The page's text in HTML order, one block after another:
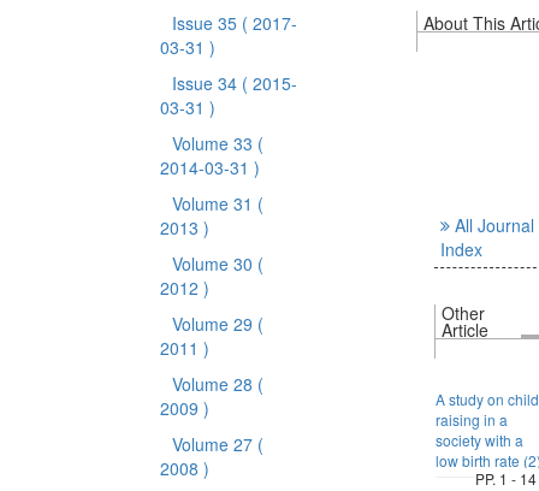
Issue 35 ( 2017-
03-31 )
Issue 34 ( 2015-
03-31 )
Volume 33 (
2014-03-31 )
Volume 31 (
2013 )
Volume 30 (
2012 )
Volume 29 (
2011 )
Volume 28 (
2009 )
Volume 27 (
2008 )
About This
All Journal
Index
Other
Article
A study on child
raising in a
society with a
low birth rate
PP. 1 - 14